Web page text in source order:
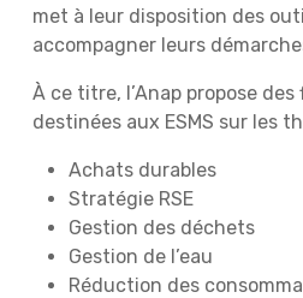
met à leur disposition des
accompagner leurs
À ce titre, l’Anap propose
destinées aux ESMS sur les
Achats durables
Stratégie RSE
Gestion des déchets
Gestion de l’eau
Réduction des